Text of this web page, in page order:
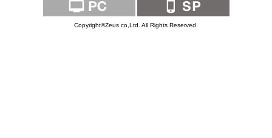
Copyright©Zeus co,Ltd. All Rights Reserved.